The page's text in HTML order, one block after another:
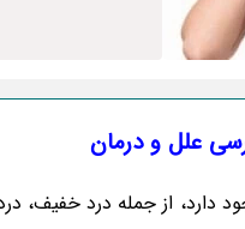
علل و درمان
دارد، از جمله درد